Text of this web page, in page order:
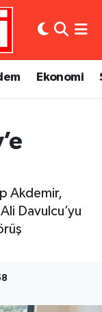
Ekonomi
Akdemir,
Davulcu’yu